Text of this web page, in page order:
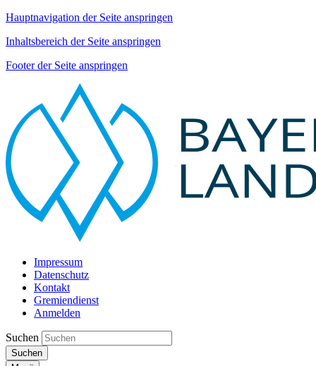
Hauptnavigation der Seite anspringen
Inhaltsbereich der Seite anspringen
Footer der Seite anspringen
Impressum
Datenschutz
Kontakt
Gremiendienst
Anmelden
Suchen
Suchen